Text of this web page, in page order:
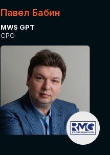
Павел Бабин
MWS GPT
CPO